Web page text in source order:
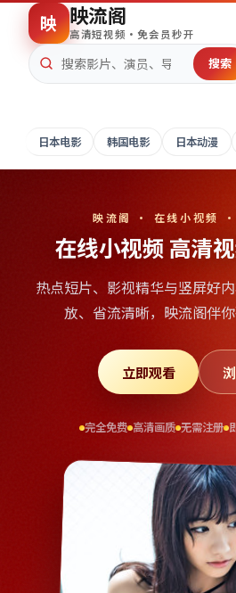
映 映流阁
高清短视频·免会员秒开
搜索
日本电影 韩国电影 日本动漫
映流阁 · 在线小视频 ·
在线小视频 高清
热点短片、影视精华与竖屏好
放、省流清晰， 映流阁伴
立即观看
完全免费 高清画质 无需注册